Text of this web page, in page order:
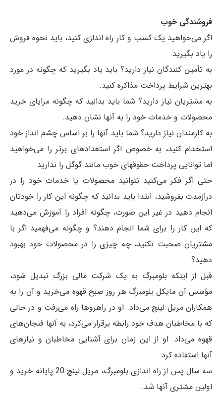
فروشندگی خوب
اگر می‌خواهید یک کسب و کار راه اندازی کنید، باید نحوه فروش
را یاد بگیرید.
به تأمین کنندگان نیاز دارید؟ باید یاد بگیرید که چگونه در مورد
بهترین شرایط پرداخت مذاکره کنید.
به مشتریان نیاز دارید؟ شما باید بدانید که چگونه مزایای خرید
محصولات و خدمات خود را به آنها نشان دهید.
به کارمندان نیاز دارید؟ شما باید آنها را بر اساس چشم انداز خود
استخدام کنید، به خصوص اگر استعدادهای برتر را می‌خواهید
اما توانایی پرداخت حقوق­های خوب مانند گوگل را ندارید.
حتی اگر فکر می‌کنید نتوانید محصولات یا خدمات خود را در
درازمدت بفروشید، ابتدا باید بدانید که چگونه این کار را خودتان
انجام دهید در غیر این صورت، چگونه افراد را آموزش می‌دهید
که این کار را برای شما انجام دهند؟ و چگونه می‌فهمید اگر با
مشتریان صحبت نکنید، چه چیزی را در محصولات خود بهبود
دهید؟
قبل از اینکه بلومبرگ به یک شرکت مالی بزرگ تبدیل شود،
مؤسس آن مایکل بلومبرگ هر روز صبح قهوه می‌خرید و آن را به
همکاران مریل لینچ می‌داد. او در راهروها راه می‌رفت و در حالی
که با مخاطبان هدف خود رابطه برقرار می‌کرد، به آن­ها فنجان‌های
قهوه می‌داد. او از این زمان برای آشنایی مخاطبان و نیازهای
آنها استفاده کرد.
سه سال پس از راه اندازی بلومبرگ، مریل لینچ 20 پایانه خرید و
اولین مشتری آنها شد.